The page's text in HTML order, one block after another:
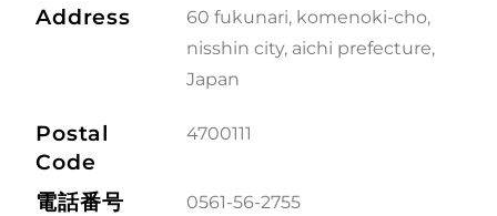
Address
60 fukunari, komenoki-cho,
nisshin city, aichi prefecture,
Japan
Postal
Code
4700111
電話番号 0561-56-2755